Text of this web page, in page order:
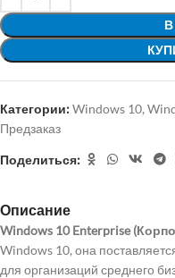
Категории:Windows 10,
Предзаказ
Поделиться:
Описание
Windows 10 Enterprise
Windows 10, она
для организаций среднего